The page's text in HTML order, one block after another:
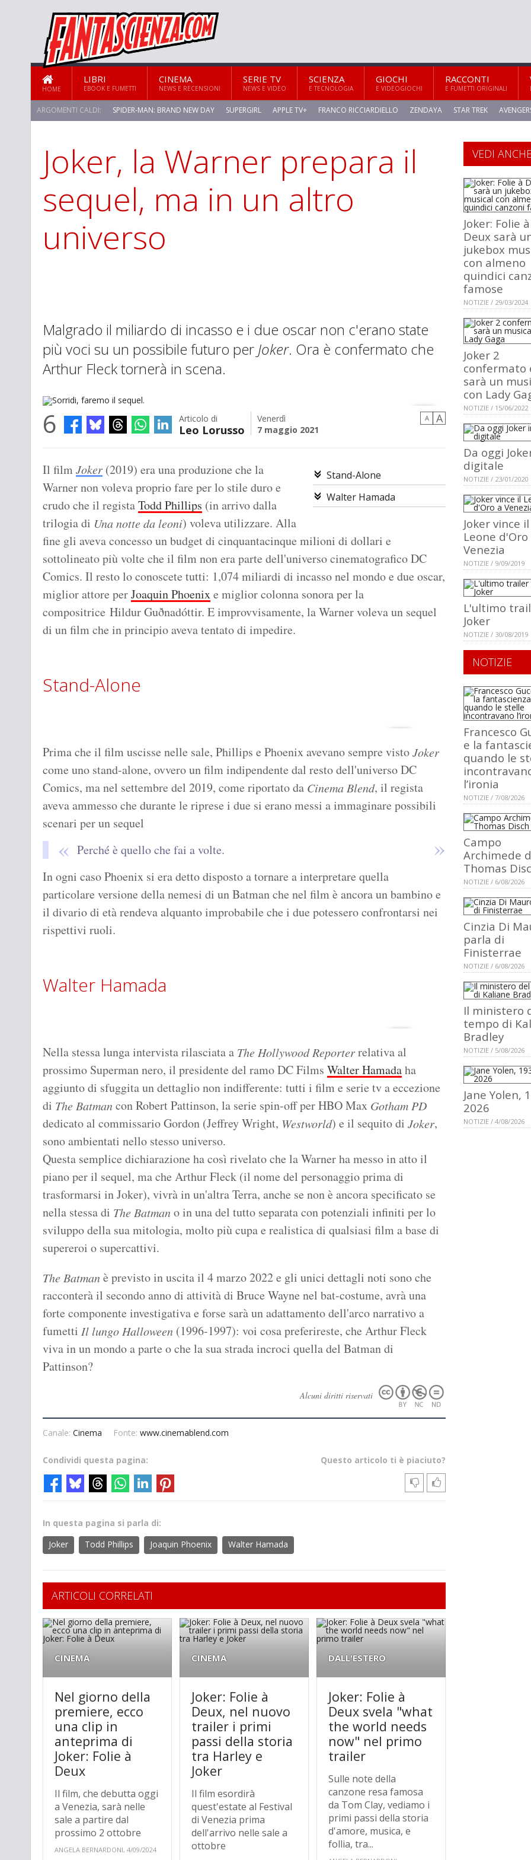
HOME
LIBRI
EBOOK E FUMETTI
CINEMA
NEWS E RECENSIONI
SERIE TV
NEWS E VIDEO
SCIENZA
E TECNOLOGIA
GIOCHI
E VIDEOGIOCHI
RACCONTI
E FUMETTI ORIGINALI
ARGOMENTI CALDI: SPIDER-MAN: BRAND NEW DAY SUPERGIRL APPLE TV+ FRANCO RICCIARDIELLO ZENDAYA STAR TREK
STAR TREK: STRANGE NEW WORLDS
Joker, la Warner prepara il
sequel, ma in un altro
universo
Malgrado il miliardo di incasso e i due oscar non c'erano state
più voci su un possibile futuro per Joker. Ora è confermato che
Arthur Fleck tornerà in scena.
6 Articolo di
Leo Lorusso
Venerdì
7 maggio 2021
A A
Stand-Alone
Walter Hamada
Il filmJoker (2019) era una produzione che la
Warner non voleva proprio fare per lo stile duro e
crudo che il registaTodd Phillips (in arrivo dalla
trilogia di Una notte da leoni) voleva utilizzare. Alla
fine gli aveva concesso un budget di cinquantacinque milioni di dollari e
sottolineato più volte che il film non era parte dell'universo cinematografico DC
Comics. Il resto lo conoscete tutti: 1,074 miliardi di incasso nel mondo e due oscar,
miglior attore perJoaquin Phoenixe miglior colonna sonora per la
compositrice Hildur Guðnadóttir. E improvvisamente, la Warner voleva un sequel
di un film che in principio aveva tentato di impedire.
Stand-Alone
Prima che il film uscisse nelle sale, Phillips e Phoenix avevano sempre vistoJoker
come uno stand-alone, ovvero un film indipendente dal resto dell'universo DC
Comics, ma nel settembre del 2019, come riportato da Cinema Blend, il regista
aveva ammesso che durante le riprese i due si erano messi a immaginare possibili
scenari per un sequel
Perché è quello che fai a volte.
In ogni caso Phoenix si era detto disposto a tornare a interpretare quella
particolare versione della nemesi di un Batman che nel film è ancora un bambino e
il divario di età rendeva alquanto improbabile che i due potessero confrontarsi nei
rispettivi ruoli.
Walter Hamada
Nella stessa lunga intervista rilasciata a The Hollywood Reporterrelativa al
prossimo Superman nero, il presidente del ramo DC Films Walter Hamadaha
aggiunto di sfuggita un dettaglio non indifferente: tutti i film e serie tv a eccezione
di The Batmancon Robert Pattinson, la serie spin-off per HBO Max Gotham PD
dedicato al commissario Gordon (Jeffrey Wright, Westworld) e il sequito di Joker,
sono ambientati nello stesso universo.
Questa semplice dichiarazione ha così rivelato che la Warner ha messo in atto il
piano per il sequel, ma che Arthur Fleck (il nome del personaggio prima di
trasformarsi in Joker), vivrà in un'altra Terra, anche se non è ancora specificato se
nella stessa di The Batmano in una del tutto separata con potenziali infiniti per lo
sviluppo della sua mitologia, molto più cupa e realistica di qualsiasi film a base di
supereroi o supercattivi.
The Batmanè previsto in uscita il 4 marzo 2022 e gli unici dettagli noti sono che
racconterà il secondo anno di attività di Bruce Wayne nel bat-costume, avrà una
forte componente investigativa e forse sarà un adattamento dell'arco narrativo a
fumetti Il lungo Halloween (1996-1997): voi cosa preferireste, che Arthur Fleck
viva in un mondo a parte o che la sua strada incroci quella del Batman di
Pattinson?
Alcuni diritti riservati
Canale: Cinema Fonte: www.cinemablend.com
Questo articolo ti è piaciuto?
Condividi questa pagina:
In questa pagina si parla di:
Joker
Todd Phillips Joaquin Phoenix Walter Hamada
ARTICOLI CORRELATI
CINEMA
Nel giorno della
premiere, ecco
una clip in
anteprima di
Joker: Folie à
Deux
Il film, che debutta oggi
a Venezia, sarà nelle
sale a partire dal
prossimo 2 ottobre
ANGELA BERNARDONI, 4/09/2024
CINEMA
Joker: Folie à
Deux, nel nuovo
trailer i primi
passi della storia
tra Harley e
Joker
Il film esordirà
quest'estate al Festival
di Venezia prima
dell'arrivo nelle sale a
ottobre
DALL'ESTERO
Joker: Folie à
Deux svela "what
the world needs
now" nel primo
trailer
Sulle note della
canzone resa famosa
da Tom Clay, vediamo i
primi passi della storia
d'amore, musica, e
follia, tra...
VEDI ANCHE
Joker: Folie à
Deux sarà
jukebox
con almeno
quindici
famose
NOTIZIE / 29/03/2024
Joker 2
confermato
sarà un
con Lady
NOTIZIE / 15/06/2022
Da oggi
digitale
NOTIZIE / 23/01/2020
Joker vince il
Leone d'Oro
Venezia
NOTIZIE / 9/09/2019
L'ultimo
Joker
NOTIZIE / 30/08/2019
NOTIZIE
Francesco
e la
quando le
l’ironia
NOTIZIE / 7/08/2026
Campo
Archimede
Thomas
NOTIZIE / 6/08/2026
Cinzia Di
parla di
Finisterrae
NOTIZIE / 6/08/2026
Il ministero
tempo di
Bradley
NOTIZIE / 5/08/2026
Jane Yolen,
2026
NOTIZIE / 4/08/2026